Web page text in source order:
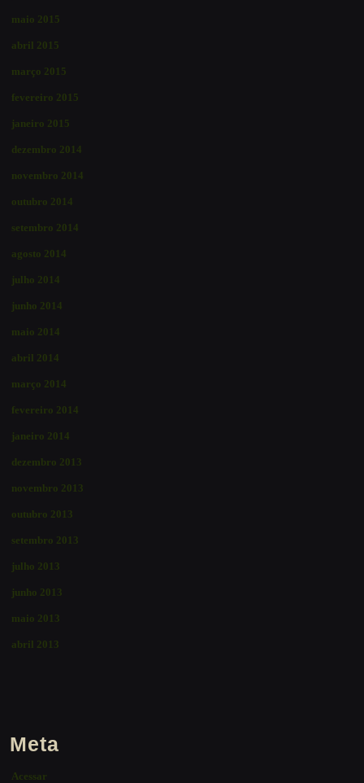
maio 2015
abril 2015
março 2015
fevereiro 2015
janeiro 2015
dezembro 2014
novembro 2014
outubro 2014
setembro 2014
agosto 2014
julho 2014
junho 2014
maio 2014
abril 2014
março 2014
fevereiro 2014
janeiro 2014
dezembro 2013
novembro 2013
outubro 2013
setembro 2013
julho 2013
junho 2013
maio 2013
abril 2013
Meta
Acessar